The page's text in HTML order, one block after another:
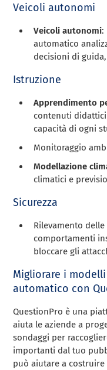
Veicoli autonomi
Veicoli autonomi:
automatico
decisioni di
Istruzione
Apprendimento
contenuti
capacità di ogni
Monitoraggio
Modellazione
climatici e
Sicurezza
Rilevamento
comportamenti
bloccare gli
Migliorare i
automatico con
QuestionPro è una
aiuta le aziende a
sondaggi per
importanti dal tuo
può aiutare a